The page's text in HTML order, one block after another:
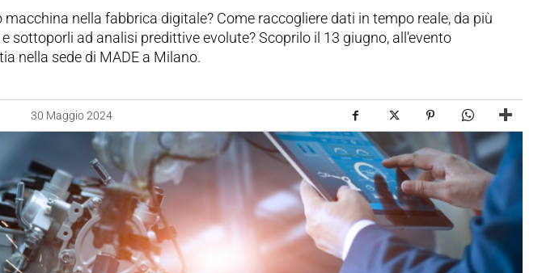
nella fabbrica digitale? Come raccogliere dati in tempo reale, da più
sottoporli ad analisi predittive evolute? Scoprilo il 13 giugno, all'evento
nella sede di MADE a Milano.
30 Maggio 2024